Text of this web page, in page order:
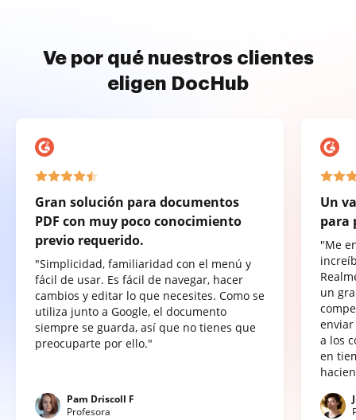
Ve por qué nuestros clientes
eligen DocHub
Gran solución para documentos
PDF con muy poco conocimiento
previo requerido.
"Simplicidad, familiaridad con el menú y
fácil de usar. Es fácil de navegar, hacer
cambios y editar lo que necesites. Como se
utiliza junto a Google, el documento
siempre se guarda, así que no tienes que
preocuparte por ello."
Pam Driscoll F
Profesora
Un
para
"Me
un
a los
en